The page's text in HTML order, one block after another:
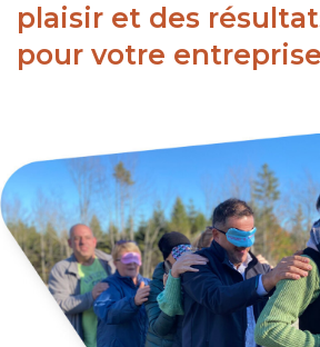
plaisir et des
pour votre